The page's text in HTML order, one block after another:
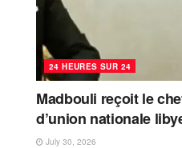
24 HEURES SUR 24
Madbouli reçoit le
d’union nationale
July 30, 2026